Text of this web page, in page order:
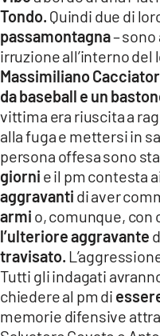
Tondo. Quindi due di
passamontagna–
irruzione all’interno del
Massimiliano
da baseball e un
vittima era riuscita a
alla fuga e mettersi in
persona offesa sono
giorni e il pm contesta
aggravanti di aver
armi o, comunque, con
l’ulteriore aggravante
travisato.
Tutti gli indagati
chiedere al pm di
memorie difensive